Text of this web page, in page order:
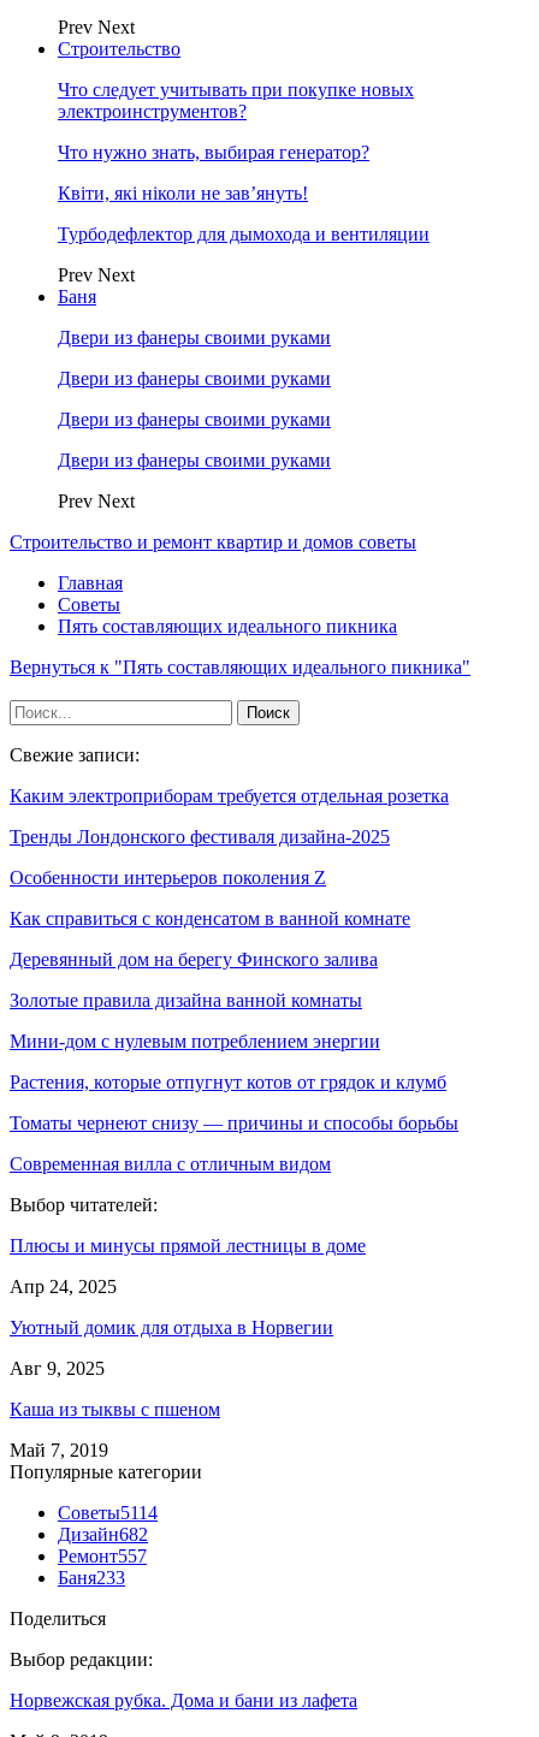
Prev Next
Строительство
Что следует учитывать при покупке новых
электроинструментов?
Что нужно знать, выбирая генератор?
Квіти, які ніколи не зав’януть!
Турбодефлектор для дымохода и вентиляции
Prev Next
Баня
Двери из фанеры своими руками
Двери из фанеры своими руками
Двери из фанеры своими руками
Двери из фанеры своими руками
Prev Next
Строительство и ремонт квартир и домов советы
Главная
Советы
Пять составляющих идеального пикника
Вернуться к "Пять составляющих идеального пикника"
Свежие записи:
Каким электроприборам требуется отдельная розетка
Тренды Лондонского фестиваля дизайна-2025
Особенности интерьеров поколения Z
Как справиться с конденсатом в ванной комнате
Деревянный дом на берегу Финского залива
Золотые правила дизайна ванной комнаты
Мини-дом с нулевым потреблением энергии
Растения, которые отпугнут котов от грядок и клумб
Томаты чернеют снизу — причины и способы борьбы
Современная вилла с отличным видом
Выбор читателей:
Плюсы и минусы прямой лестницы в доме
Апр 24, 2025
Уютный домик для отдыха в Норвегии
Авг 9, 2025
Каша из тыквы с пшеном
Май 7, 2019
Популярные категории
Советы5114
Дизайн682
Ремонт557
Баня233
Поделиться
Выбор редакции:
Норвежская рубка. Дома и бани из лафета